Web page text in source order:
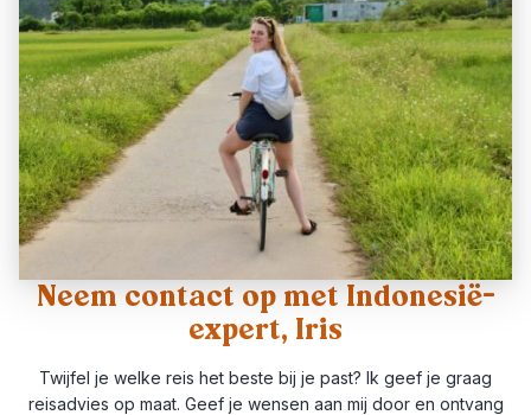
Neem contact op met Indonesië-
expert, Iris
Twijfel je welke reis het beste bij je past? Ik geef je graag
reisadvies op maat. Geef je wensen aan mij door en ontvang